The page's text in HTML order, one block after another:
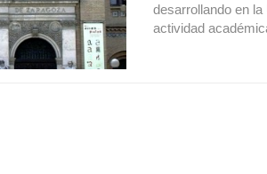
desarrollando en
actividad